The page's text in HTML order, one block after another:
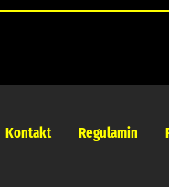
Kontakt Regulamin